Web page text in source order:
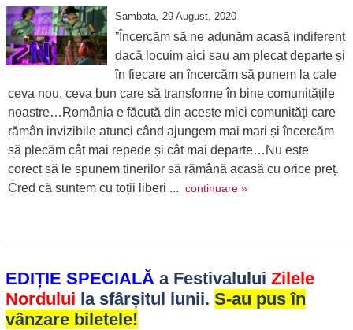
Sambata, 29 August, 2020
”Încercăm să ne adunăm acasă indiferent
dacă locuim aici sau am plecat departe și
în fiecare an încercăm să punem la cale
ceva nou, ceva bun care să transforme în bine comunitățile
noastre…România e făcută din aceste mici comunități care
rămân invizibile atunci când ajungem mai mari și încercăm
să plecăm cât mai repede și cât mai departe…Nu este
corect să le spunem tinerilor să rămână acasă cu orice preț.
Cred că suntem cu toții liberi ... continuare »
EDIȚIE SPECIALĂ a Festivalului Zilele
Nordului la sfârșitul lunii. S-au pus în
vânzare biletele!